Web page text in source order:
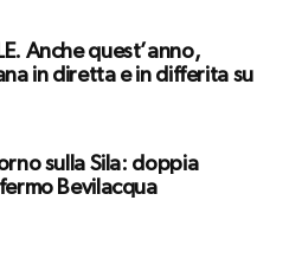
Anche quest’anno,
in diretta e in differita su
sulla Sila: doppia
Bevilacqua